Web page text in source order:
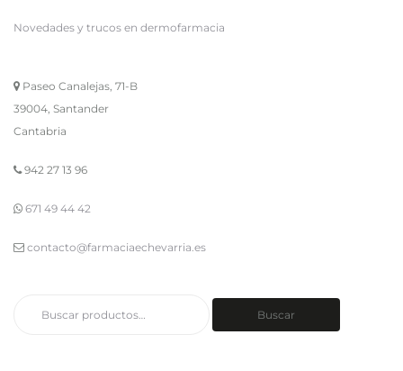
Novedades y trucos en dermofarmacia
Paseo Canalejas, 71-B
39004, Santander
Cantabria
942 27 13 96
671 49 44 42
contacto@farmaciaechevarria.es
Buscar